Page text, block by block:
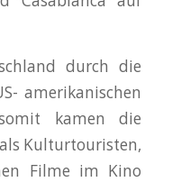
durch die
amerikanischen
kamen die
Kulturtouristen,
Filme im Kino